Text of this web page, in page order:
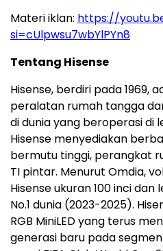
Materi iklan: https://
si=cUlpwsu7wbYlPYn8
Tentang Hisense
Hisense, berdiri pada 1969,
peralatan rumah tangga
di dunia yang beroperasi di
Hisense menyediakan
bermutu tinggi, perangkat
TI pintar. Menurut Omdia,
Hisense ukuran 100 inci
No.1 dunia (2023-2025).
RGB MiniLED yang terus
generasi baru pada